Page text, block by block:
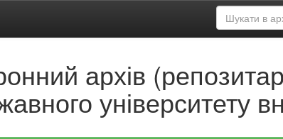
архів
університету